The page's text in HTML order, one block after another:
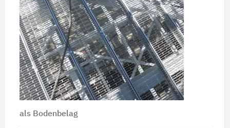
als Bodenbelag